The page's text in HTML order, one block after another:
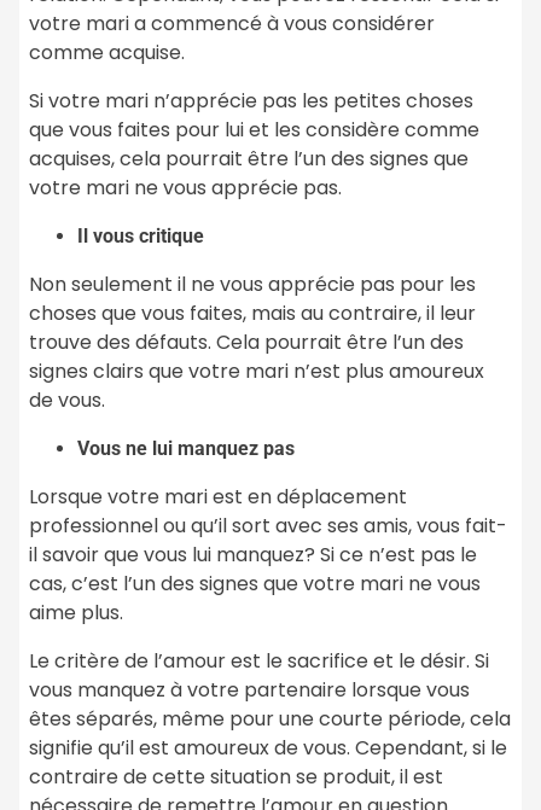
votre mari a commencé à vous considérer
comme acquise.
Si votre mari n’apprécie pas les petites choses
que vous faites pour lui et les considère comme
acquises, cela pourrait être l’un des signes que
votre mari ne vous apprécie pas.
Il vous critique
Non seulement il ne vous apprécie pas pour les
choses que vous faites, mais au contraire, il leur
trouve des défauts. Cela pourrait être l’un des
signes clairs que votre mari n’est plus amoureux
de vous.
Vous ne lui manquez pas
Lorsque votre mari est en déplacement
professionnel ou qu’il sort avec ses amis, vous fait-
il savoir que vous lui manquez? Si ce n’est pas le
cas, c’est l’un des signes que votre mari ne vous
aime plus.
Le critère de l’amour est le sacrifice et le désir. Si
vous manquez à votre partenaire lorsque vous
êtes séparés, même pour une courte période, cela
signifie qu’il est amoureux de vous. Cependant, si le
contraire de cette situation se produit, il est